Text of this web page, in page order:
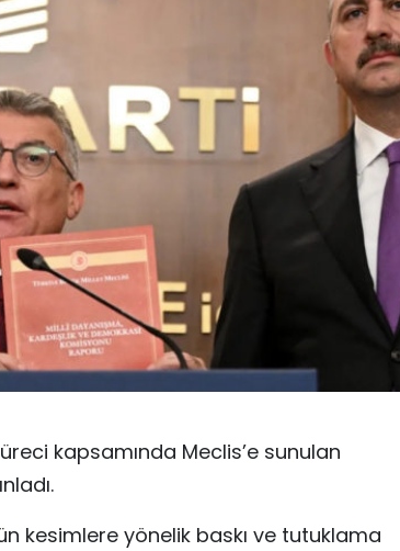
kapsamında Meclis’e sunulan
kesimlere yönelik baskı ve tutuklama